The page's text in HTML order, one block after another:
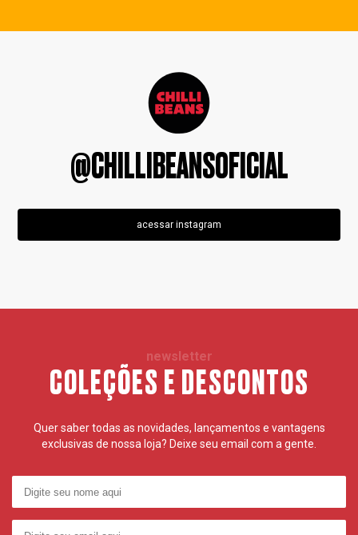
@CHILLIBEANSOFICIAL
acessar instagram
newsletter
COLEÇÕES E DESCONTOS
Quer saber todas as novidades, lançamentos e vantagens
exclusivas de nossa loja? Deixe seu email com a gente.